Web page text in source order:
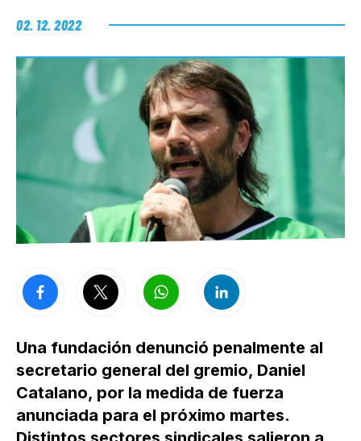
EL LADO «G»
02. 12. 2022
Una fundación denunció penalmente al
secretario general del gremio, Daniel
Catalano, por la medida de fuerza
anunciada para el próximo martes.